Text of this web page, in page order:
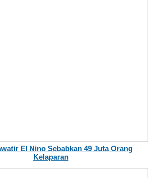
El Nino Sebabkan 49 Juta Orang
Kelaparan